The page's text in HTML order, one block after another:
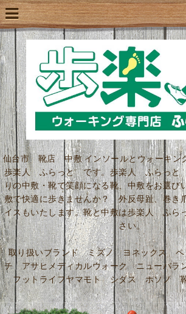
仙台市 靴店 中敷 インソールとウォーキ
歩楽人 ふらっと です。歩楽人 ふらっと
りの中敷・靴で笑顔になる靴、中敷をお選
敷で快適に歩きませんか？ 外反母趾、巻き
イスもいたします。靴と中敷は歩楽人 ふ
さい。
取り扱いブランド ミズノ ヨネックス
チ アサヒメディカルウォーク ニューバ
フットライフヤマモト シダス ホソノ